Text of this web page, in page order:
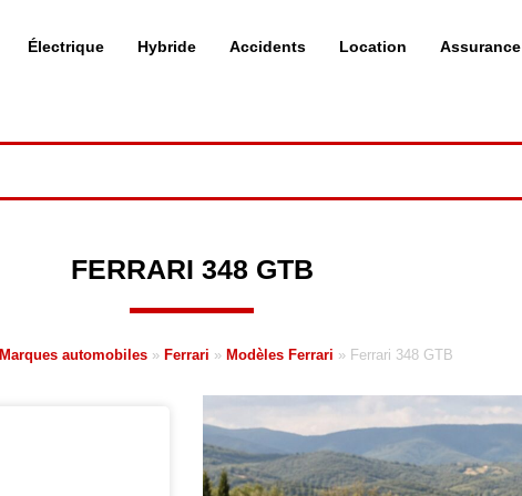
Électrique Hybride Accidents Location Assurance
FERRARI 348 GTB
Marques automobiles » Ferrari » Modèles Ferrari » Ferrari 348 GTB